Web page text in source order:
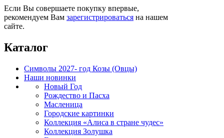
Если Вы совершаете покупку впервые,
рекомендуем Вам зарегистрироваться на нашем
сайте.
Каталог
Символы 2027- год Козы (Овцы)
Наши новинки
Новый Год
Рождество и Пасха
Масленица
Городские картинки
Коллекция «Алиса в стране чудес»
Коллекция Золушка